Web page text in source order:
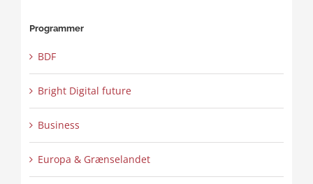
Programmer
BDF
Bright Digital future
Business
Europa & Grænselandet